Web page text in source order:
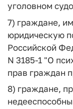
уголовном
7) граждане,
юридическую
Российской
N 3185-1 "О
прав граждан
8) граждане,